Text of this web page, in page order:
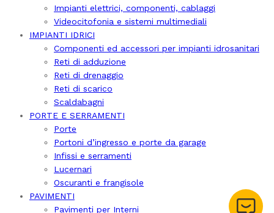
Impianti elettrici, componenti, cablaggi
Videocitofonia e sistemi multimediali
IMPIANTI IDRICI
Componenti ed accessori per impianti idrosanitari
Reti di adduzione
Reti di drenaggio
Reti di scarico
Scaldabagni
PORTE E SERRAMENTI
Porte
Portoni d’ingresso e porte da garage
Infissi e serramenti
Lucernari
Oscuranti e frangisole
PAVIMENTI
Pavimenti per Interni